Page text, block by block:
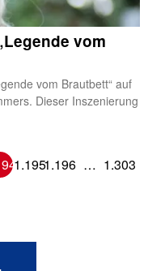
vom
vom Brautbett“ auf
Dieser Inszenierung
1.1951.196 … 1.303